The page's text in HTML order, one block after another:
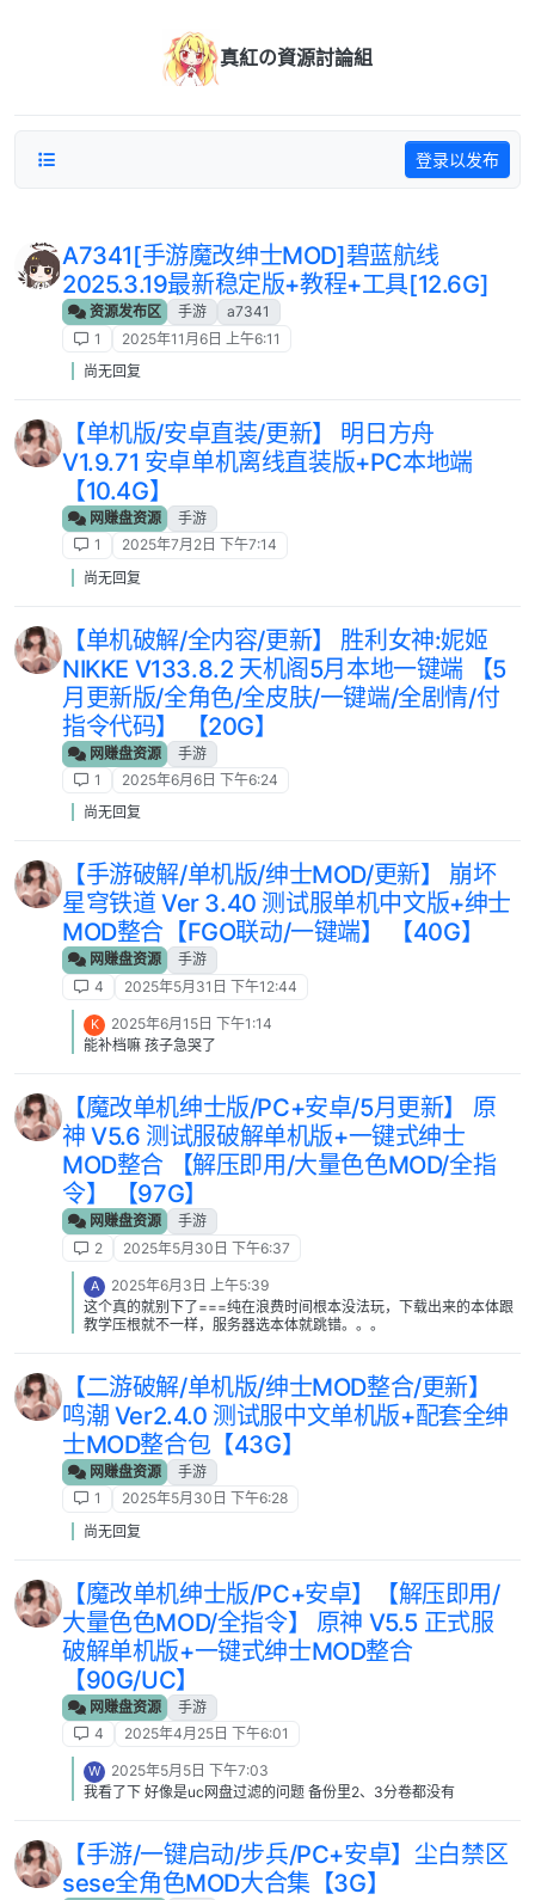
真紅の資源討論組
登录以发布
A7341[手游魔改绅士MOD]碧蓝航线
2025.3.19最新稳定版+教程+工具[12.6G]
资源发布区 手游
a7341
1
2025年11月6日 上午6:11
尚无回复
【单机版/安卓直装/更新】 明日方舟
V1.9.71 安卓单机离线直装版+PC本地端
【10.4G】
网赚盘资源
手游
1
2025年7月2日 下午7:14
尚无回复
【单机破解/全内容/更新】 胜利女神:妮姬
NIKKE V133.8.2 天机阁5月本地一键端 【5
月更新版/全角色/全皮肤/一键端/全剧情/付
指令代码】 【20G】
网赚盘资源
手游
1
2025年6月6日 下午6:24
尚无回复
【手游破解/单机版/绅士MOD/更新】 崩坏
星穹铁道 Ver 3.40 测试服单机中文版+绅士
MOD整合【FGO联动/一键端】 【40G】
网赚盘资源
手游
4
2025年5月31日 下午12:44
K
2025年6月15日 下午1:14
能补档嘛 孩子急哭了
【魔改单机绅士版/PC+安卓/5月更新】 原
神 V5.6 测试服破解单机版+一键式绅士
MOD整合 【解压即用/大量色色MOD/全指
令】 【97G】
网赚盘资源
手游
2
2025年5月30日 下午6:37
A
2025年6月3日 上午5:39
这个真的就别下了===纯在浪费时间根本没法玩，下载出来的本体跟
教学压根就不一样，服务器选本体就跳错。。。
【二游破解/单机版/绅士MOD整合/更新】
鸣潮 Ver2.4.0 测试服中文单机版+配套全绅
士MOD整合包【43G】
网赚盘资源
手游
1
2025年5月30日 下午6:28
尚无回复
【魔改单机绅士版/PC+安卓】【解压即用/
大量色色MOD/全指令】 原神 V5.5 正式服
破解单机版+一键式绅士MOD整合
【90G/UC】
网赚盘资源
手游
4
2025年4月25日 下午6:01
W
2025年5月5日 下午7:03
我看了下 好像是uc网盘过滤的问题 备份里2、3分卷都没有
【手游/一键启动/步兵/PC+安卓】尘白禁区
sese全角色MOD大合集【3G】